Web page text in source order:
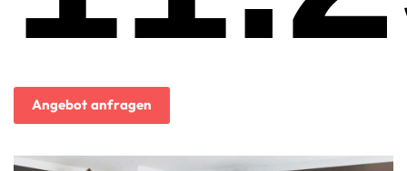
Angebot anfragen